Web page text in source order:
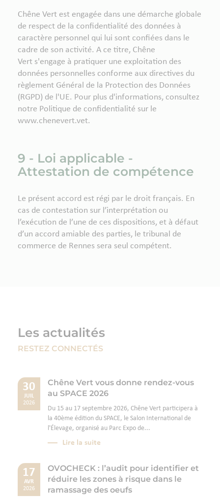
Chêne Vert est engagée dans une démarche globale
de respect de la confidentialité des données à
caractère personnel qui lui sont confiées dans le
cadre de son activité. A ce titre, Chêne
Vert s'engage à pratiquer une exploitation des
données personnelles conforme aux directives du
règlement Général de la Protection des Données
(RGPD) de l'UE. Pour plus d'informations, consultez
notre Politique de confidentialité sur le
www.chenevert.vet.
9 - Loi applicable -
Attestation de compétence
Le présent accord est régi par le droit français. En
cas de contestation sur l’interprétation ou
l’exécution de l’une de ces dispositions, et à défaut
d’un accord amiable des parties, le tribunal de
commerce de Rennes sera seul compétent.
Les actualités
RESTEZ CONNECTÉS
30
JUIL
2026
Chêne Vert vous donne rendez-vous
au SPACE 2026
Du 15 au 17 septembre 2026, Chêne Vert participera à
la 40ème édition du SPACE, le Salon International de
l'Élevage, organisé au Parc Expo de...
Lire la suite
17
AVR
2026
OVOCHECK : l’audit pour identifier et
réduire les zones à risque dans le
ramassage des oeufs